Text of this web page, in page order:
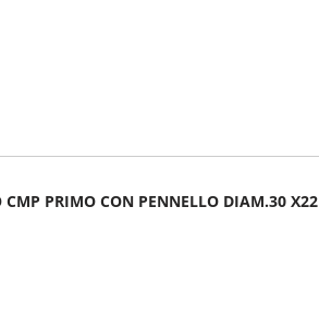
CMP PRIMO CON PENNELLO DIAM.30 X22